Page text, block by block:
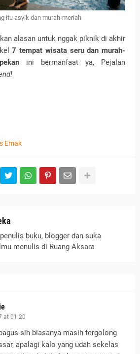
itu asyik dan murah-meriah
alasan untuk nggak piknik di akhir
7 tempat wisata seru dan murah-
ini bermanfaat ya, Pejalan
Emak
buku, blogger dan suka
menulis di Ruang Aksara
at 01:20
sih biasanya masih tergolong
apalagi kalo yang udah sekelas